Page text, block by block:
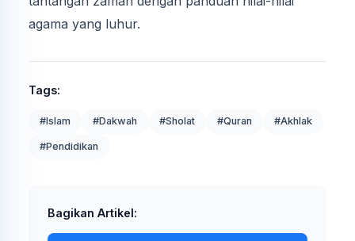
agama yang luhur.
Tags:
#Islam #Dakwah #Sholat #Quran #Akhlak
#Pendidikan
Bagikan Artikel: